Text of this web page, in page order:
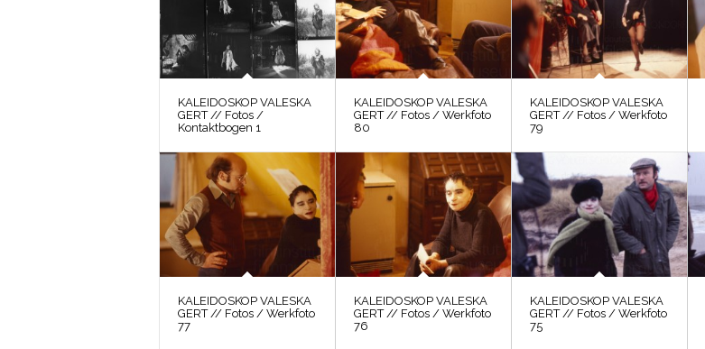
KALEIDOSKOP VALESKA
GERT // Fotos /
Kontaktbogen 1
KALEIDOSKOP VALESKA
GERT // Fotos / Werkfoto
80
KALEIDOSKOP VALESKA
GERT // Fotos / Werkfoto
79
KALEIDOSKOP VALESKA
GERT // Fotos / Werkfoto
77
KALEIDOSKOP VALESKA
GERT // Fotos / Werkfoto
76
KALEIDOSKOP VALESKA
GERT // Fotos / Werkfoto
75